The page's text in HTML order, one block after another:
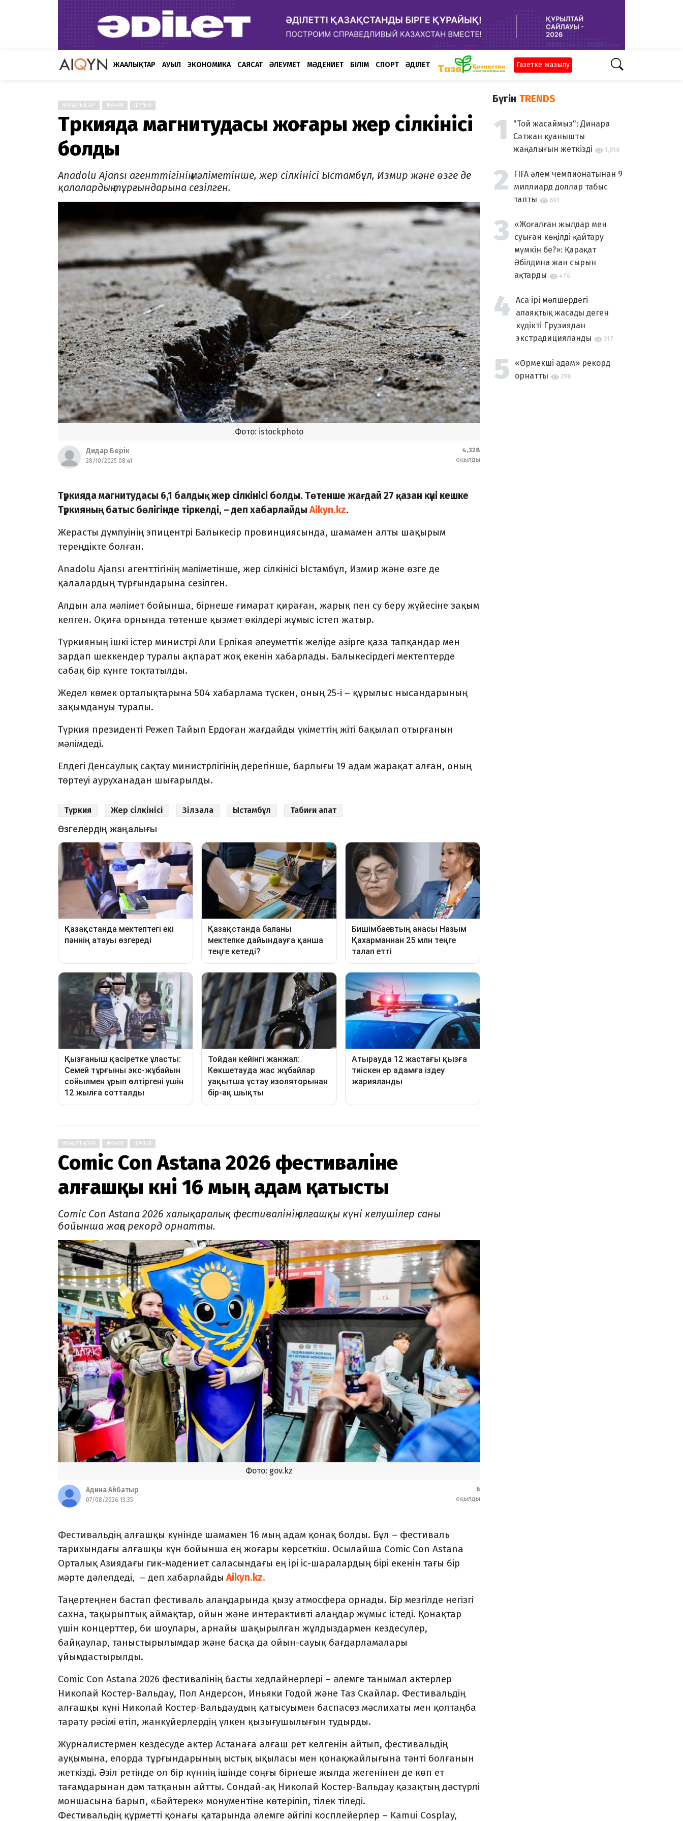
ЖАҢАЛЫҚТАР АУЫЛ ЭКОНОМИКА САЯСАТ ӘЛЕУМЕТ МӘДЕНИЕТ БІЛІМ СПОРТ ӘДІЛЕТ Газетке жазылу
ЖАҢАЛЫҚТАР ЖАҺАН ШҰҒЫЛ
Түркияда магнитудасы жоғары жер сілкінісі
болды
Anadolu Ajansı агенттігінің мәліметінше, жер сілкінісі Ыстамбұл, Измир және өзге де
қалалардың тұрғындарына сезілген.
Фото: istockphoto
Дидар Берік
28/10/2025 08:41
4,328
оқылды
Түркияда магнитудасы 6,1 балдық жер сілкінісі болды. Төтенше жағдай 27 қазан күні кешке
Түркияның батыс бөлігінде тіркелді, – деп хабарлайдыAikyn.kz.
Жерасты дүмпуінің эпицентрі Балыкесір провинциясында, шамамен алты шақырым
тереңдікте болған.
Anadolu Ajansı агенттігінің мәліметінше, жер сілкінісі Ыстамбұл, Измир және өзге де
қалалардың тұрғындарына сезілген.
Алдын ала мәлімет бойынша, бірнеше ғимарат қираған, жарық пен су беру жүйесіне зақым
келген. Оқиға орнында төтенше қызмет өкілдері жұмыс істеп жатыр.
Түркияның ішкі істер министрі Али Ерлікая әлеуметтік желіде әзірге қаза тапқандар мен
зардап шеккендер туралы ақпарат жоқ екенін хабарлады. Балыкесірдегі мектептерде
сабақ бір күнге тоқтатылды.
Жедел көмек орталықтарына 504 хабарлама түскен, оның 25-і – құрылыс нысандарының
зақымдануы туралы.
Түркия президенті Режеп Тайып Ердоған жағдайды үкіметтің жіті бақылап отырғанын
мәлімдеді.
Елдегі Денсаулық сақтау министрлігінің дерегінше, барлығы 19 адам жарақат алған, оның
төртеуі ауруханадан шығарылды.
Түркия Жер сілкінісі Зілзала Ыстамбұл Табиғи апат
ЖАҢАЛЫҚТАР ЖАҺАН ШҰҒЫЛ
Comic Con Astana 2026 фестиваліне
алғашқы күні 16 мың адам қатысты
Comic Con Astana 2026 халықаралық фестивалінің алғашқы күні келушілер саны
бойынша жаңа рекорд орнатты.
Фото: gov.kz
Адина Айбатыр
07/08/2026 13:35
6
оқылды
Фестивальдің алғашқы күнінде шамамен 16 мың адам қонақ болды. Бұл – фестиваль
тарихындағы алғашқы күн бойынша ең жоғары көрсеткіш. Осылайша Comic Con Astana
Орталық Азиядағы гик-мәдениет саласындағы ең ірі іс-шаралардың бірі екенін тағы бір
мәрте дәлелдеді, – деп хабарлайды Aikyn.kz.
Таңертеңнен бастап фестиваль алаңдарында қызу атмосфера орнады. Бір мезгілде негізгі
сахна, тақырыптық аймақтар, ойын және интерактивті алаңдар жұмыс істеді. Қонақтар
үшін концерттер, би шоулары, арнайы шақырылған жұлдыздармен кездесулер,
байқаулар, таныстырылымдар және басқа да ойын-сауық бағдарламалары
ұйымдастырылды.
Comic Con Astana 2026 фестивалінің басты хедлайнерлері – әлемге танымал актерлер
Николай Костер-Вальдау, Пол Андерсон, Иньяки Годой және Таз Скайлар. Фестивальдің
алғашқы күні Николай Костер-Вальдаудың қатысуымен баспасөз мәслихаты мен қолтаңба
тарату рәсімі өтіп, жанкүйерлердің үлкен қызығушылығын тудырды.
Журналистермен кездесуде актер Астанаға алғаш рет келгенін айтып, фестивальдің
ауқымына, елорда тұрғындарының ыстық ықыласы мен қонақжайлығына тәнті болғанын
жеткізді. Әзіл ретінде ол бір күннің ішінде соңғы бірнеше жылда жегенінен де көп ет
тағамдарынан дәм татқанын айтты. Сондай-ақ Николай Костер-Вальдау қазақтың дәстүрлі
моншасына барып, «Бәйтерек» монументіне көтеріліп, тілек тіледі.
Фестивальдің құрметті қонағы қатарында әлемге әйгілі косплейерлер – Kamui Cosplay,
Бүгін TRENDS
"Той жасаймыз": Динара
Сәтжан қуанышты
жаңалығын жеткізді
1,910
FIFA әлем чемпионатынан 9
миллиард доллар табыс
тапты
601
«Жоғалған жылдар мен
суыған көңілді қайтару
мүмкін бе?»: Қарақат
Әбілдина жан сырын
ақтарды
476
Аса ірі мөлшердегі
алаяқтық жасады деген
күдікті Грузиядан
экстрадицияланды
317
«Өрмекші адам» рекорд
орнатты
298